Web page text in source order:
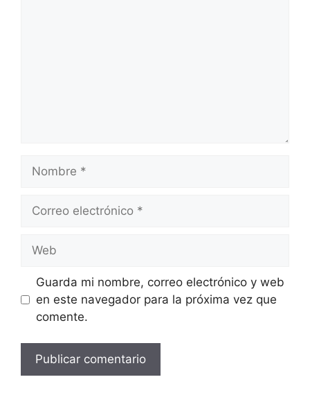
electrónico
Guarda mi nombre, correo electrónico y web
en este navegador para la próxima vez que
comente.